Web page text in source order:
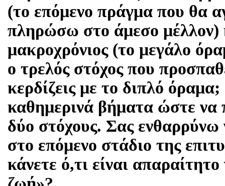
(το επόμενο πράγμα που θα
πληρώσω στο άμεσο μέλλον)
μακροχρόνιος (το μεγάλο
ο τρελός στόχος που
κερδίζεις με το διπλό
καθημερινά βήματα ώστε να
δύο στόχους. Σας ενθαρρύνω
στο επόμενο στάδιο της
κάνετε ό,τι είναι